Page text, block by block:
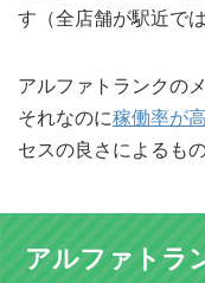
す（全店舗が駅近で
アルファトランクの
それなのに稼働率が
セスの良さによるも
アルファトラ